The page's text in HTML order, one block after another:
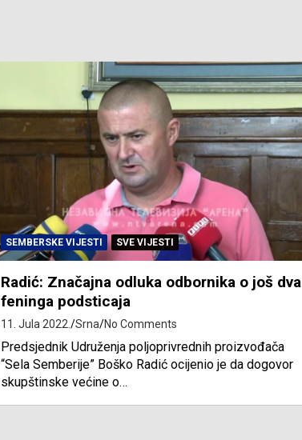
SEMBERSKE VIJESTI SVE VIJESTI
Radić: Značajna odluka odbornika o još dva
feninga podsticaja
11. Jula 2022. Srna No Comments
Predsjednik Udruženja poljoprivrednih proizvođača
“Sela Semberije” Boško Radić ocijenio je da dogovor
skupštinske većine o…